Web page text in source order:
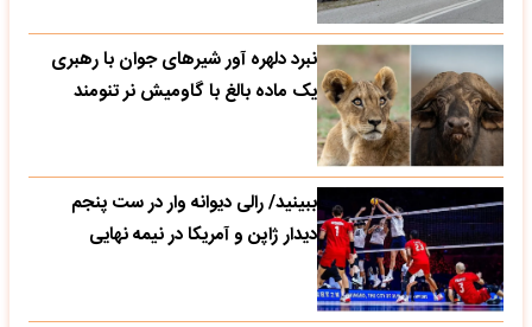
نبرد دلهره آور شیرهای جوان با رهبری
یک ماده بالغ با گاومیش نر تنومند
ببینید/ رالی دیوانه وار در ست پنجم
دیدار ژاپن و آمریکا در نیمه نهایی